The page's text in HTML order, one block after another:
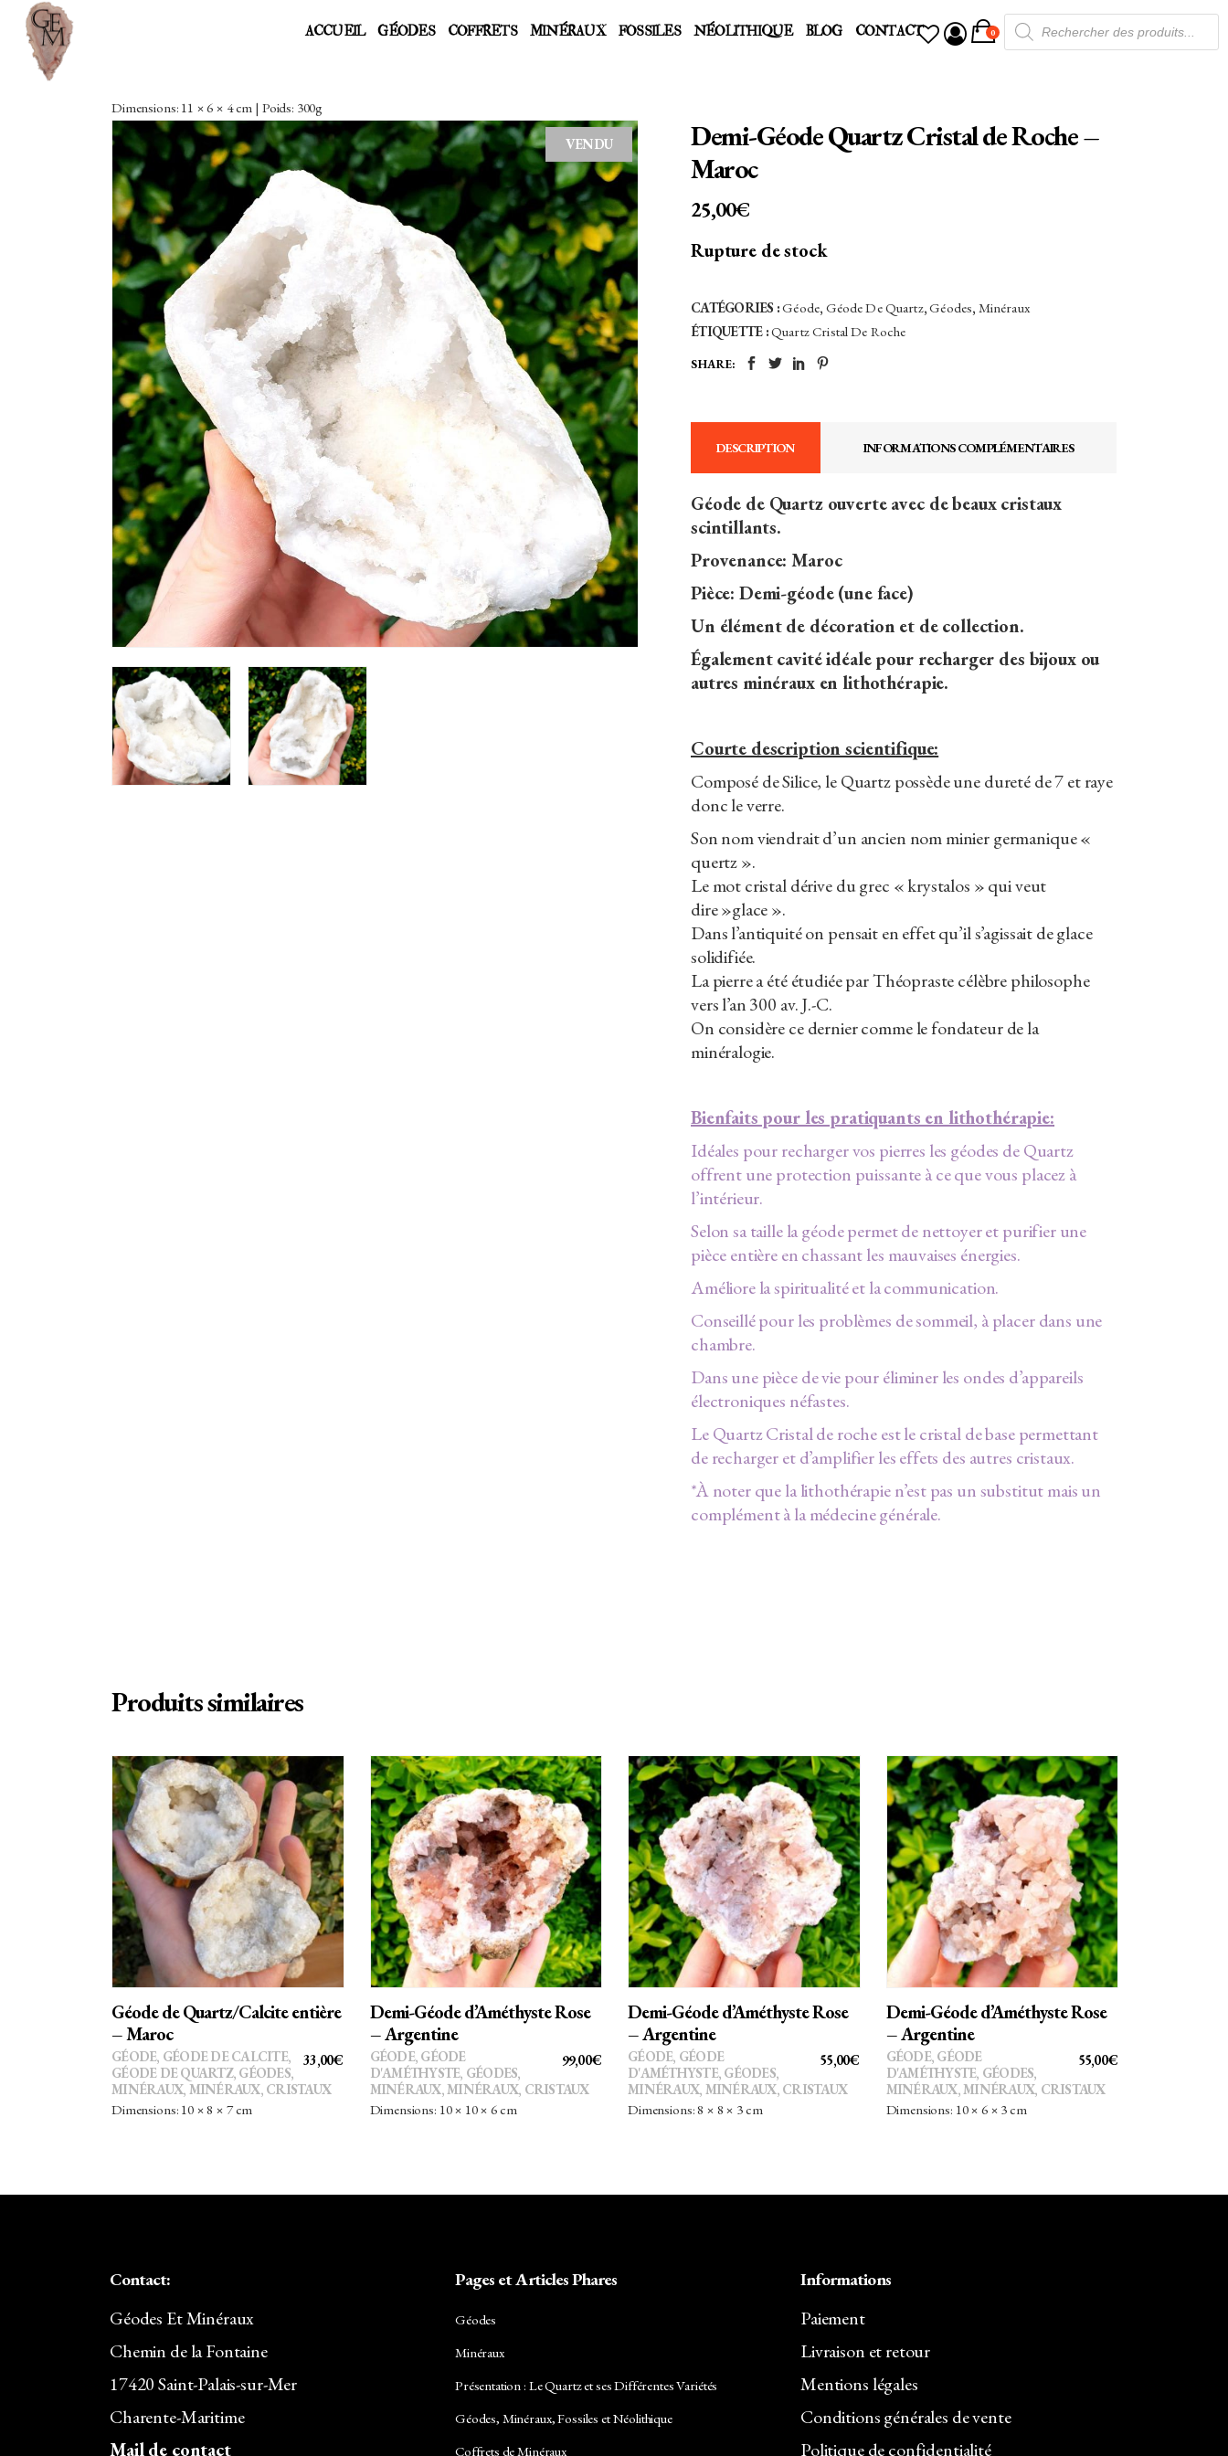
ACCUEIL GÉODES COFFRETS MINÉRAUX FOSSILES NÉOLITHIQUE BLOG CONTACT 0
Recherche
de
produits
Dimensions: 11 × 6 × 4 cm | Poids: 300g
VENDU
Demi-Géode Quartz Cristal de Roche –
Maroc
25,00€
Rupture de stock
CATÉGORIES :Géode, Géode De Quartz,Géodes, Minéraux
ÉTIQUETTE :Quartz Cristal De Roche
SHARE:
DESCRIPTION INFORMATIONS COMPLÉMENTAIRES
Géode de Quartz ouverte avec de beaux cristaux
scintillants.
Provenance: Maroc
Pièce: Demi-géode (une face)
Un élément de décoration et de collection.
Également cavité idéale pour recharger des bijoux ou
autres minéraux en lithothérapie.
Courte description scientifique:
Composé de Silice, le Quartz possède une dureté de 7 et raye
donc le verre.
Son nom viendrait d’un ancien nom minier germanique «
quertz ».
Le mot cristal dérive du grec « krystalos » qui veut
dire »glace ».
Dans l’antiquité on pensait en effet qu’il s’agissait de glace
solidifiée.
La pierre a été étudiée par Théopraste célèbre philosophe
vers l’an 300 av. J.-C.
On considère ce dernier comme le fondateur de la
minéralogie.
Bienfaits pour les pratiquants en lithothérapie:
Idéales pour recharger vos pierres les géodes de Quartz
offrent une protection puissante à ce que vous placez à
l’intérieur.
Selon sa taille la géode permet de nettoyer et purifier une
pièce entière en chassant les mauvaises énergies.
Améliore la spiritualité et la communication.
Conseillé pour les problèmes de sommeil, à placer dans une
chambre.
Dans une pièce de vie pour éliminer les ondes d’appareils
électroniques néfastes.
Le Quartz Cristal de roche est le cristal de base permettant
de recharger et d’amplifier les effets des autres cristaux.
*À noter que la lithothérapie n’est pas un substitut mais un
complément à la médecine générale.
Produits similaires
AJOUTER AU PANIER
Géode de Quartz/Calcite entière
– Maroc
33,00€
GÉODE, GÉODE DE CALCITE,
GÉODE DE QUARTZ, GÉODES,
MINÉRAUX, MINÉRAUX, CRISTAUX
Dimensions: 10 × 8 × 7 cm
AJOUTER AU PANIER
Demi-Géode d’Améthyste Rose
– Argentine
99,00€
GÉODE, GÉODE
D'AMÉTHYSTE, GÉODES,
MINÉRAUX, MINÉRAUX, CRISTAUX
Dimensions: 10 × 10 × 6 cm
AJOUTER AU PANIER
Demi-Géode d’Améthyste Rose
– Argentine
55,00€
GÉODE, GÉODE
D'AMÉTHYSTE, GÉODES,
MINÉRAUX, MINÉRAUX, CRISTAUX
Dimensions: 8 × 8 × 3 cm
AJOUTER AU PANIER
Demi-Géode d’Améthyste Rose
– Argentine
55,00€
GÉODE, GÉODE
D'AMÉTHYSTE, GÉODES,
MINÉRAUX, MINÉRAUX, CRISTAUX
Dimensions: 10 × 6 × 3 cm
Contact:
Géodes Et Minéraux
Chemin de la Fontaine
17420 Saint-Palais-sur-Mer
Charente-Maritime
Mail de contact
Pages et Articles Phares
Géodes
Minéraux
Présentation : Le Quartz et ses Différentes Variétés
Géodes, Minéraux, Fossiles et Néolithique
Coffrets de Minéraux
Informations
Paiement
Livraison et retour
Mentions légales
Conditions générales de vente
Politique de confidentialité